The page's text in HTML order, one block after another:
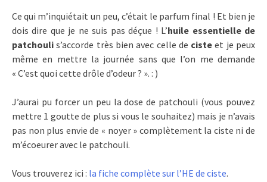
Ce qui m’inquiétait un peu, c’était le parfum final ! Et bien je
dois dire que je ne suis pas déçue ! L’huile essentielle de
patchouli s’accorde très bien avec celle de cisteet je peux
même en mettre la journée sans que l’on me demande
« C’est quoi cette drôle d’odeur ? ». : )
J’aurai pu forcer un peu la dose de patchouli (vous pouvez
mettre 1 goutte de plus si vous le souhaitez) mais je n’avais
pas non plus envie de « noyer » complètement la ciste ni de
m’écoeurer avec le patchouli.
Vous trouverez ici : la fiche complète sur l’HE de ciste.